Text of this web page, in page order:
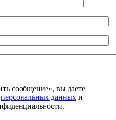
сообщение», вы даете
персональных данных и